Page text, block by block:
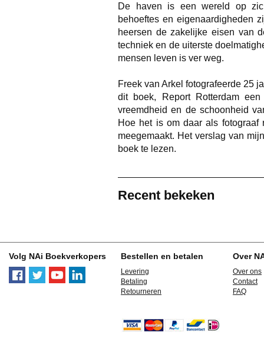
De haven is een wereld op
behoeftes en eigenaardigheden
heersen de zakelijke eisen van
techniek en de uiterste
mensen leven is ver weg.
Freek van Arkel fotografeerde 25
dit boek, Report Rotterdam
vreemdheid en de schoonheid
Hoe het is om daar als
meegemaakt. Het verslag van
boek te lezen.
Recent bekeken
Volg NAi Boekverkopers Bestellen en betalen
Levering
Betaling
Retourneren
Over
Over ons
Contact
FAQ